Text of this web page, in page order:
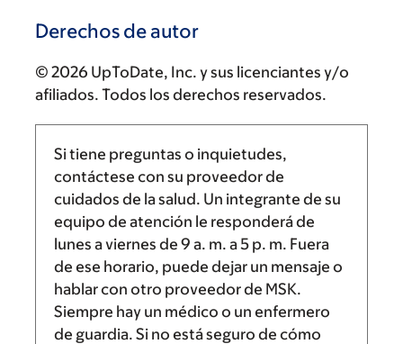
Derechos de autor
© 2026 UpToDate, Inc. y sus licenciantes y/o
afiliados. Todos los derechos reservados.
Si tiene preguntas o inquietudes,
contáctese con su proveedor de
cuidados de la salud. Un integrante de su
equipo de atención le responderá de
lunes a viernes de 9 a. m. a5 p. m. Fuera
de ese horario, puede dejar un mensaje o
hablar con otro proveedor de MSK.
Siempre hay un médico o un enfermero
de guardia. Si no está seguro de cómo